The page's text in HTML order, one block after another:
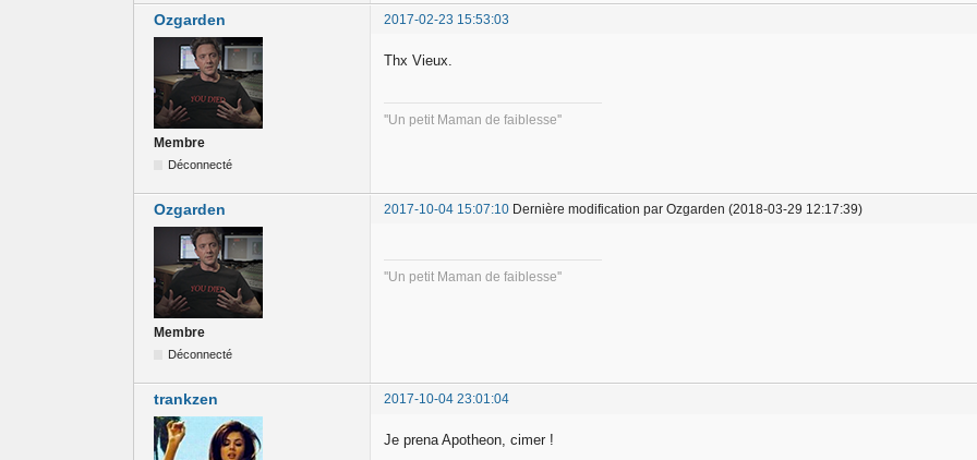
Ozgarden 2017-02-23 15:53:03
Membre
Déconnecté
Thx Vieux.
''Un petit Maman de faiblesse''
Ozgarden 2017-10-04 15:07:10 Dernière modification par Ozgarden (2018-03-29 12:17:39)
Membre
Déconnecté
''Un petit Maman de faiblesse''
trankzen 2017-10-04 23:01:04
Je prena Apotheon, cimer !